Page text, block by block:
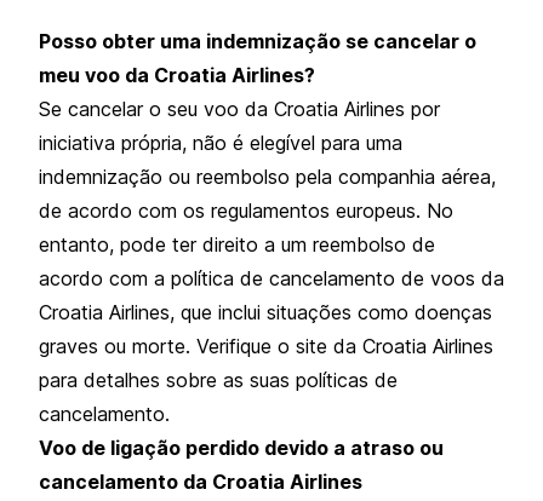
Posso obter uma indemnização se cancelar o
meu voo da Croatia Airlines?
Se cancelar o seu voo da Croatia Airlines por
iniciativa própria, não é elegível para uma
indemnização ou reembolso pela companhia aérea,
de acordo com os regulamentos europeus. No
entanto, pode ter direito a um reembolso de
acordo com a política de cancelamento de voos da
Croatia Airlines, que inclui situações como doenças
graves ou morte. Verifique o site da Croatia Airlines
para detalhes sobre as suas políticas de
cancelamento.
Voo de ligação perdido devido a atraso ou
cancelamento da Croatia Airlines